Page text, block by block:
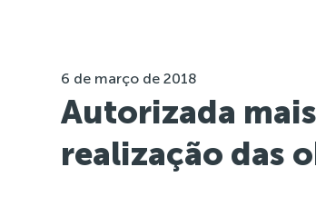
6 de março de 2018
Autorizada
realização das